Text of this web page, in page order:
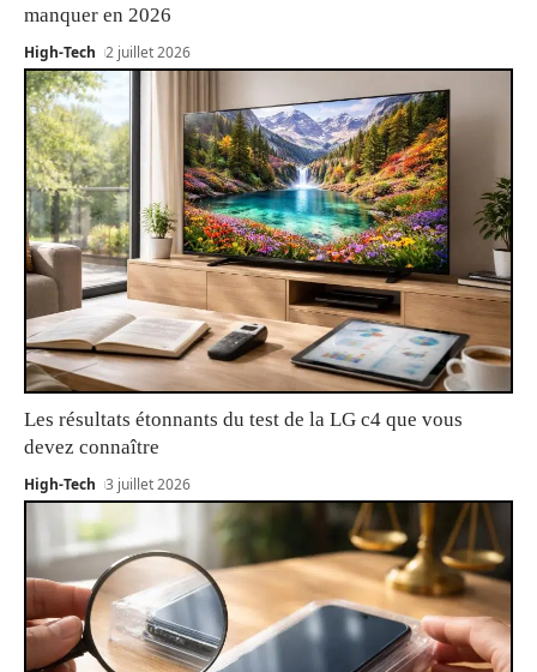
manquer en 2026
High-Tech 2 juillet 2026
Les résultats étonnants du test de la LG c4 que vous
devez connaître
High-Tech 3 juillet 2026